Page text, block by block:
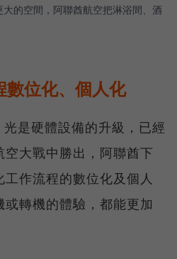
的空間，阿聯酋航空把淋浴間、酒
數位化、個人化
是硬體設備的升級，已經
大戰中勝出，阿聯酋下
作流程的數位化及個人
轉機的體驗，都能更加